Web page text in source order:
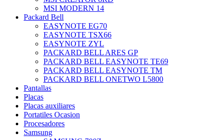
MSI MODERN 14
Packard Bell
EASYNOTE EG70
EASYNOTE TSX66
EASYNOTE ZYL
PACKARD BELL ARES GP
PACKARD BELL EASYNOTE TE69
PACKARD BELL EASYNOTE TM
PACKARD BELL ONETWO L5800
Pantallas
Placas
Placas auxiliares
Portatiles Ocasion
Procesadores
Samsung